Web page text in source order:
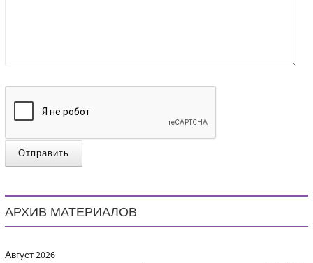
Отправить
АРХИВ МАТЕРИАЛОВ
Август2026